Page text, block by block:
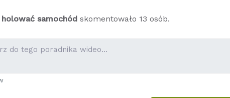
samochód skomentowało 13 osób.